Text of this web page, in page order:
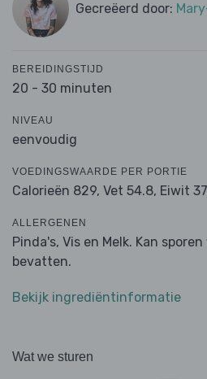
Gecreëerd door:
BEREIDINGSTIJD
20 - 30 minuten
NIVEAU
eenvoudig
VOEDINGSWAARDE PER PORTIE
Calorieën 829, Vet 54.8, Eiwit
ALLERGENEN
Pinda's, Vis en Melk. Kan
bevatten.
Bekijk ingrediëntinformatie
Wat we sturen